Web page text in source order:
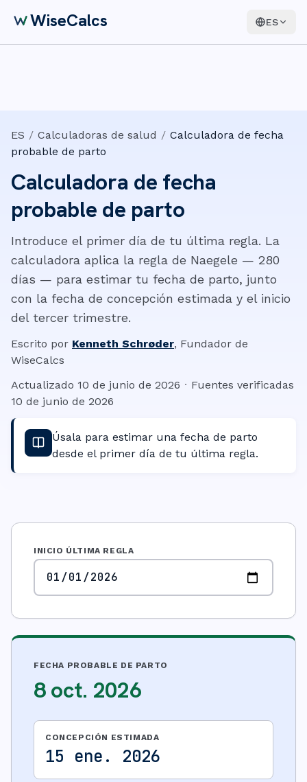
WiseCalcs ES
ES / Calculadoras de salud / Calculadora de fecha
probable de parto
Calculadora de fecha
probable de parto
Introduce el primer día de tu última regla. La
calculadora aplica la regla de Naegele — 280
días — para estimar tu fecha de parto, junto
con la fecha de concepción estimada y el inicio
del tercer trimestre.
Escrito por Kenneth Schrøder, Fundador de
WiseCalcs
Actualizado 10 de junio de 2026 · Fuentes verificadas
10 de junio de 2026
Úsala para estimar una fecha de parto
desde el primer día de tu última regla.
INICIO ÚLTIMA REGLA
FECHA PROBABLE DE PARTO
8 oct. 2026
CONCEPCIÓN ESTIMADA
15 ene. 2026